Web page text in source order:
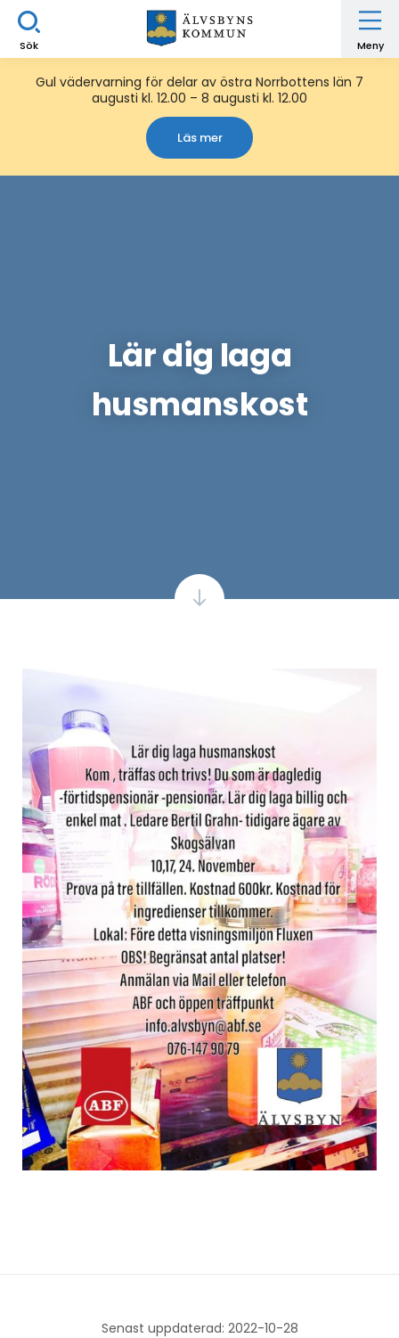
Sök Meny
Gul vädervarning för delar av östra Norrbottens län 7
augusti kl. 12.00 – 8 augusti kl. 12.00
Läs mer
Lär dig laga
husmanskost
Senast uppdaterad: 2022-10-28